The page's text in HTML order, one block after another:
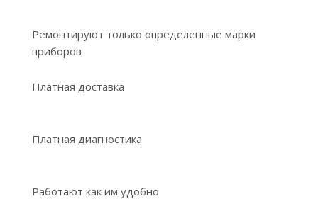
Ремонтируют только определенные марки
приборов
Платная доставка
Платная диагностика
Работают как им удобно